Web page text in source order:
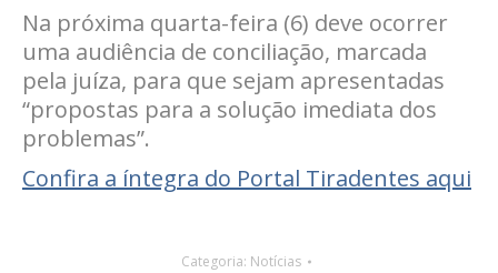
Na próxima quarta-feira (6) deve ocorrer
uma audiência de conciliação, marcada
pela juíza, para que sejam apresentadas
“propostas para a solução imediata dos
problemas”.
Confira a íntegra do Portal Tiradentes aqui
Categoria: Notícias